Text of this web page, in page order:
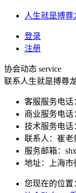
人生就是搏尊
登录
注册
协会动态 service
联系人生就是搏尊
客服服务电话
商业服务电话
技术服务电话
联系人：崔老
服务邮箱：
地址：上海市
您现在的位置